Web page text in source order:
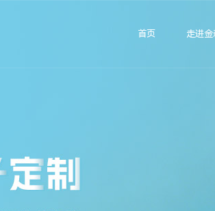
首页 走进金